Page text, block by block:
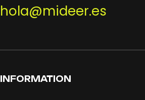
hola@mideer.es
INFORMATION